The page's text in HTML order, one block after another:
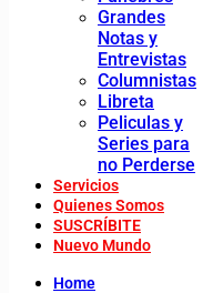
Grandes
Notas y
Entrevistas
Columnistas
Libreta
Peliculas y
Series para
no Perderse
Servicios
Quienes Somos
SUSCRÍBITE
Nuevo Mundo
Home